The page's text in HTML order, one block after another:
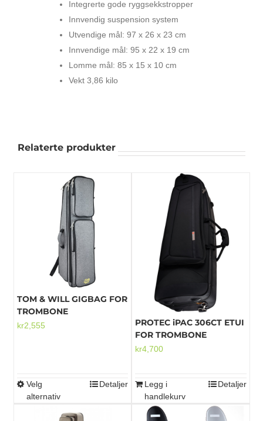
Integrerte gode ryggsekkstropper
Innvendig suspension system
Utvendige mål: 97 x 26 x 23 cm
Innvendige mål: 95 x 22 x 19 cm
Lomme mål: 85 x 15 x 10 cm
Vekt 3,86 kilo
Relaterte produkter
TOM & WILL GIGBAG FOR
TROMBONE
kr2,555
Velg
alternativ
Dette
har
Detaljer
PROTEC iPAC 306CT ETUI
FOR TROMBONE
kr4,700
Legg i
handlekurv
Detaljer